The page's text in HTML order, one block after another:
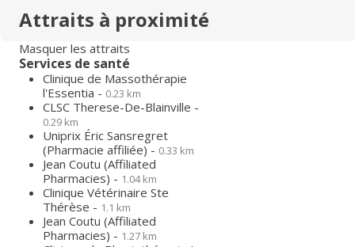
Attraits à proximité
Masquer les attraits
Services de santé
Clinique de Massothérapie
l'Essentia - 0.23 km
CLSC Therese-De-Blainville -
0.29 km
Uniprix Éric Sansregret
(Pharmacie affiliée) - 0.33 km
Jean Coutu (Affiliated
Pharmacies) - 1.04 km
Clinique Vétérinaire Ste
Thérèse - 1.1 km
Jean Coutu (Affiliated
Pharmacies) - 1.27 km